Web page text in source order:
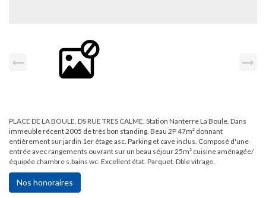
PLACE DE LA BOULE. DS RUE TRES CALME. Station Nanterre La Boule. Dans
immeuble récent 2005 de très bon standing. Beau 2P 47m² donnant
entièrement sur jardin 1er étage asc. Parking et cave inclus. Composé d'une
entrée avec rangements ouvrant sur un beau séjour 25m² cuisine aménagée/
équipée chambre s.bains wc. Excellent état. Parquet. Dble vitrage.
Nos honoraires